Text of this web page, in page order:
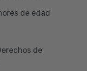
de edad
de